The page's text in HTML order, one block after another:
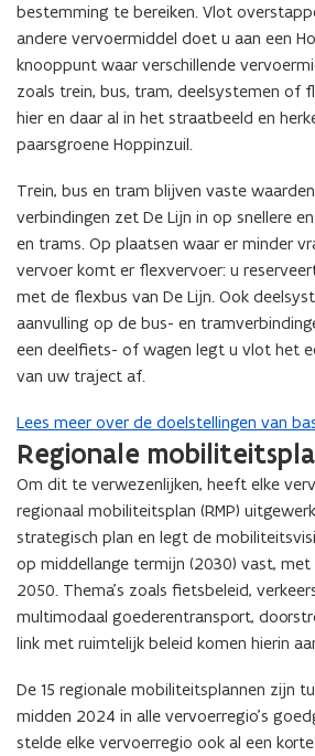
bestemming te bereiken. Vlot
andere vervoermiddel doet u aan een
knooppunt waar verschillende
zoals trein, bus, tram, deelsystemen of
hier en daar al in het straatbeeld en
paarsgroene Hoppinzuil.
Trein, bus en tram blijven vaste
verbindingen zet De Lijn in op snellere
en trams. Op plaatsen waar er minder
vervoer komt er flexvervoer: u
met de flexbus van De Lijn. Ook
aanvulling op de bus- en
een deelfiets- of wagen legt u vlot het
van uw traject af.
Lees meer over de doelstellingen van
Regionale
Om dit te verwezenlijken, heeft elke
regionaal mobiliteitsplan (RMP)
strategisch plan en legt de
op middellange termijn (2030) vast, met
2050. Thema’s zoals fietsbeleid,
multimodaal goederentransport,
link met ruimtelijk beleid komen hierin
De 15 regionale mobiliteitsplannen zijn
midden 2024 in alle vervoerregio’s
stelde elke vervoerregio ook al een